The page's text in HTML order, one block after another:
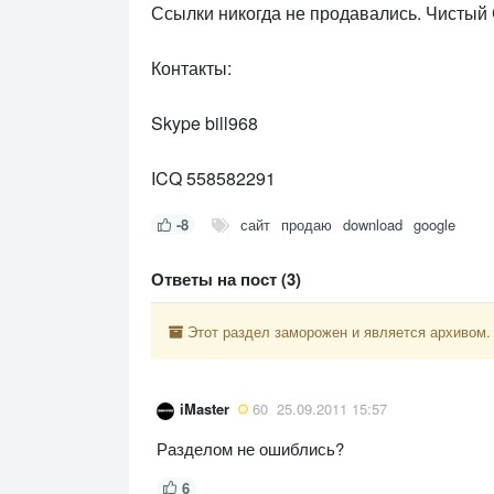
Ссылки никогда не продавались.
Контакты:
Skype bill968
ICQ 558582291
-8 сайт продаю download google
Ответы на пост (3)
Этот раздел заморожен и является
iMaster 60 25.09.2011 15:57
Разделом не ошиблись?
6